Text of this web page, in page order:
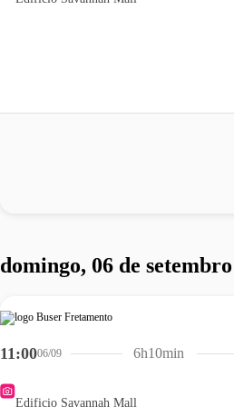
domingo, 06 de setembro
11:0006/09
Edificio Savannah Mall
6h10min